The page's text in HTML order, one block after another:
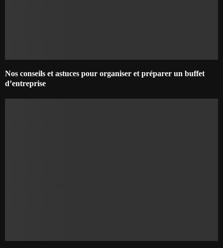
Nos conseils et astuces pour organiser et préparer un buffet
d’entreprise